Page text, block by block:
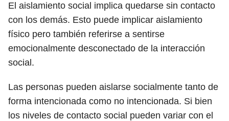
El aislamiento social implica quedarse sin contacto
con los demás. Esto puede implicar aislamiento
físico pero también referirse a sentirse
emocionalmente desconectado de la interacción
social.
Las personas pueden aislarse socialmente tanto de
forma intencionada como no intencionada. Si bien
los niveles de contacto social pueden variar con el